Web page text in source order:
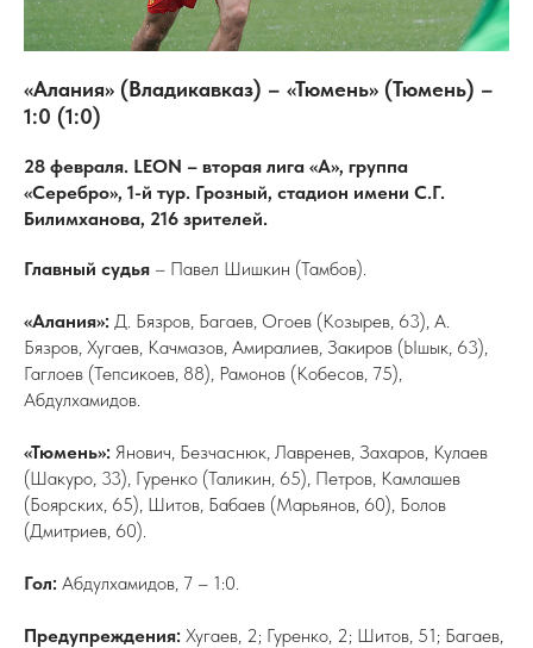
«Алания» (Владикавказ) – «Тюмень» (Тюмень) –
1:0 (1:0)
28 февраля. LEON – вторая лига «А», группа
«Серебро», 1-й тур. Грозный, стадион имени С.Г.
Билимханова, 216 зрителей.
Главный судья – Павел Шишкин (Тамбов).
«Алания»: Д. Бязров, Багаев, Огоев (Козырев, 63), А.
Бязров, Хугаев, Качмазов, Амиралиев, Закиров (Ышык, 63),
Гаглоев (Тепсикоев, 88), Рамонов (Кобесов, 75),
Абдулхамидов.
«Тюмень»: Янович, Безчаснюк, Лавренев, Захаров, Кулаев
(Шакуро, 33), Гуренко (Таликин, 65), Петров, Камлашев
(Боярских, 65), Шитов, Бабаев (Марьянов, 60), Болов
(Дмитриев, 60).
Гол: Абдулхамидов, 7 – 1:0.
Предупреждения: Хугаев, 2; Гуренко, 2; Шитов, 51; Багаев,